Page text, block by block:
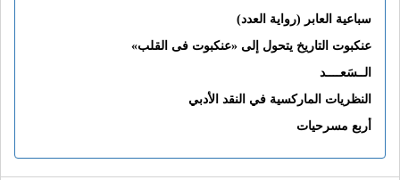
سباعية العابر (رواية العدد)
عنكبوت التاريخ يتحول إلى «عنكبوت فى القلب»
الــسَعــــد
النظريات الماركسية في النقد الأدبي
أربع مسرحيات